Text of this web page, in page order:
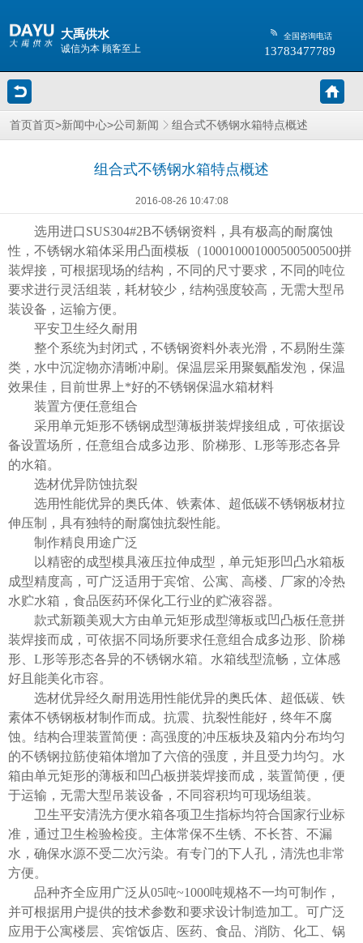
大禹供水
诚信为本 顾客至上
全国咨询电话
13783477789
首页 首页 >新闻中心>公司新闻 组合式不锈钢水箱特点概述
组合式不锈钢水箱特点概述
2016-08-26 10:47:08
选用进口SUS304#2B不锈钢资料，具有极高的耐腐蚀
性，不锈钢水箱体采用凸面模板（100010001000500500500拼
装焊接，可根据现场的结构，不同的尺寸要求，不同的吨位
要求进行灵活组装，耗材较少，结构强度较高，无需大型吊
装设备，运输方便。
平安卫生经久耐用
整个系统为封闭式，不锈钢资料外表光滑，不易附生藻
类，水中沉淀物亦清晰冲刷。保温层采用聚氨酯发泡，保温
效果佳，目前世界上*好的不锈钢保温水箱材料
装置方便任意组合
采用单元矩形不锈钢成型薄板拼装焊接组成，可依据设
备设置场所，任意组合成多边形、阶梯形、L形等形态各异
的水箱。
选材优异防蚀抗裂
选用性能优异的奥氏体、铁素体、超低碳不锈钢板材拉
伸压制，具有独特的耐腐蚀抗裂性能。
制作精良用途广泛
以精密的成型模具液压拉伸成型，单元矩形凹凸水箱板
成型精度高，可广泛适用于宾馆、公寓、高楼、厂家的冷热
水贮水箱，食品医药环保化工行业的贮液容器。
款式新颖美观大方由单元矩形成型簿板或凹凸板任意拼
装焊接而成，可依据不同场所要求任意组合成多边形、阶梯
形、L形等形态各异的不锈钢水箱。水箱线型流畅，立体感
好且能美化市容。
选材优异经久耐用选用性能优异的奥氏体、超低碳、铁
素体不锈钢板材制作而成。抗震、抗裂性能好，终年不腐
蚀。结构合理装置简便：高强度的冲压板块及箱内分布均匀
的不锈钢拉筋使箱体增加了六倍的强度，并且受力均匀。水
箱由单元矩形的薄板和凹凸板拼装焊接而成，装置简便，便
于运输，无需大型吊装设备，不同容积均可现场组装。
卫生平安清洗方便水箱各项卫生指标均符合国家行业标
准，通过卫生检验检疫。主体常保不生锈、不长苔、不漏
水，确保水源不受二次污染。有专门的下人孔，清洗也非常
方便。
品种齐全应用广泛从05吨~1000吨规格不一均可制作，
并可根据用户提供的技术参数和要求设计制造加工。可广泛
应用于公寓楼层、宾馆饭店、医药、食品、消防、化工、锅